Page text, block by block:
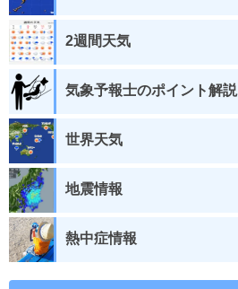
2週間天気
気象予報士のポイント解説
世界天気
地震情報
熱中症情報